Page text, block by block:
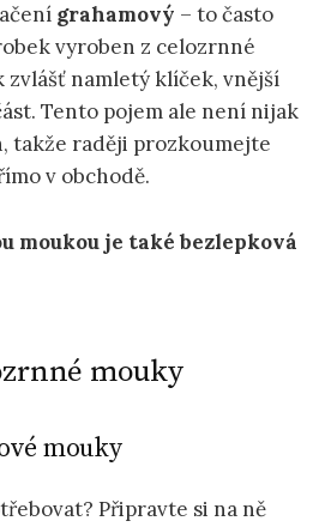
grahamový – to často
vyroben z celozrnné
zvlášť namletý klíček, vnější
Tento pojem ale není nijak
takže raději prozkoumejte
v obchodě.
moukou je také bezlepková
mouky
mouky
Připravte si na ně